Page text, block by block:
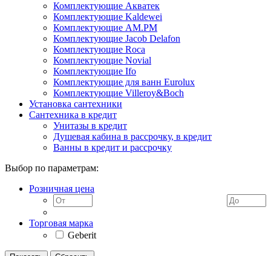
Комплектующие Акватек
Комплектующие Kaldewei
Комплектующие AM.PM
Комплектующие Jacob Delafon
Комплектующие Roca
Комплектующие Novial
Комплектующие Ifo
Комплектующие для ванн Eurolux
Комплектующие Villeroy&Boch
Установка сантехники
Сантехника в кредит
Унитазы в кредит
Душевая кабина в рассрочку, в кредит
Ванны в кредит и рассрочку
Выбор по параметрам:
Розничная цена
Торговая марка
Geberit